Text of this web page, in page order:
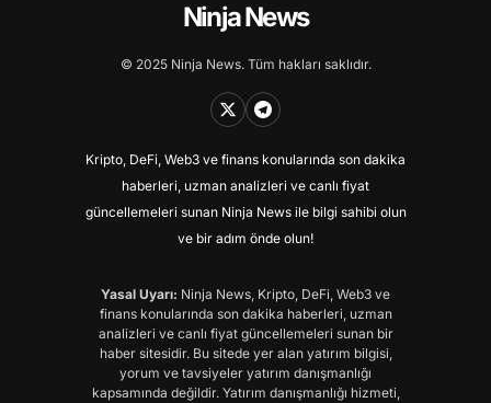
Ninja News
© 2025 Ninja News. Tüm hakları saklıdır.
Kripto, DeFi, Web3 ve finans konularında son dakika
haberleri, uzman analizleri ve canlı fiyat
güncellemeleri sunan Ninja News ile bilgi sahibi olun
ve bir adım önde olun!
Yasal Uyarı: Ninja News, Kripto, DeFi, Web3 ve
finans konularında son dakika haberleri, uzman
analizleri ve canlı fiyat güncellemeleri sunan bir
haber sitesidir. Bu sitede yer alan yatırım bilgisi,
yorum ve tavsiyeler yatırım danışmanlığı
kapsamında değildir. Yatırım danışmanlığı hizmeti,